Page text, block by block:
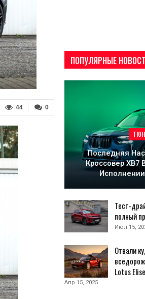
0
44
ПОПУЛЯРНЫЕ
Последняя
Кроссовер XB7
Тест-
полный
Июл 15,
Отвали
Lotus
Апр 15, 2025